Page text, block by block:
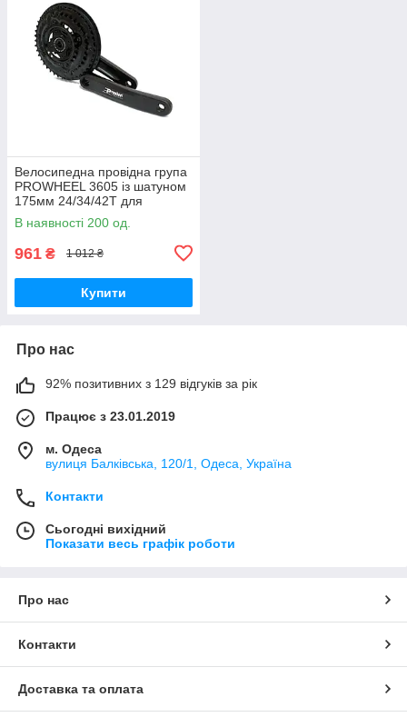
Велосипедна провідна група
PROWHEEL 3605 із шатуном
175мм 24/34/42T для
підвищеної продуктивності
В наявності 200 од.
961 ₴ 1 012 ₴
Купити
Про нас
92% позитивних з 129 відгуків за рік
Працює з 23.01.2019
м. Одеса
вулиця Балківська, 120/1, Одеса, Україна
Контакти
Сьогодні вихідний
Показати весь графік роботи
Про нас
Контакти
Доставка та оплата